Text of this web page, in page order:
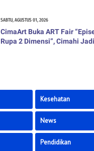
SABTU, AGUSTUS 01, 2026
CimaArt Buka ART Fair
Rupa 2 Dimensi”, Cimahi
Kesehatan
News
Pendidikan